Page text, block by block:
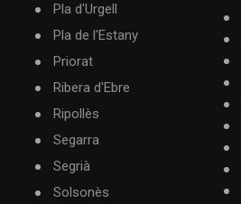
Pla d'Urgell
Pla de l'Estany
Priorat
Ribera d'Ebre
Ripollès
Segarra
Segrià
Solsonès